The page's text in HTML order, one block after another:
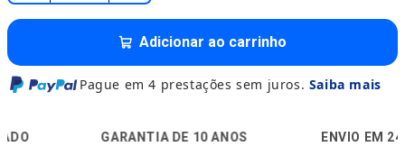
Adicionar ao carrinho
Pague em 4 prestações sem juros. Saiba mais
🛡️ GARANTIA DE 10 ANOS 🚚 ENVIO EM 24H